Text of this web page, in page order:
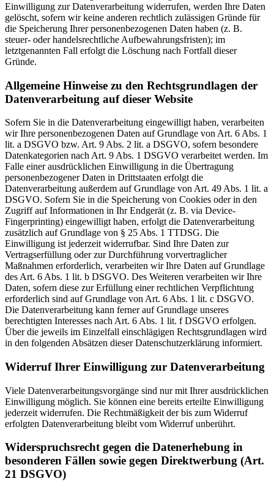
Einwilligung zur Datenverarbeitung widerrufen, werden Ihre Daten
gelöscht, sofern wir keine anderen rechtlich zulässigen Gründe für
die Speicherung Ihrer personenbezogenen Daten haben (z. B.
steuer- oder handelsrechtliche Aufbewahrungsfristen); im
letztgenannten Fall erfolgt die Löschung nach Fortfall dieser
Gründe.
Allgemeine Hinweise zu den Rechtsgrundlagen der
Datenverarbeitung auf dieser Website
Sofern Sie in die Datenverarbeitung eingewilligt haben, verarbeiten
wir Ihre personenbezogenen Daten auf Grundlage von Art. 6 Abs. 1
lit. a DSGVO bzw. Art. 9 Abs. 2 lit. a DSGVO, sofern besondere
Datenkategorien nach Art. 9 Abs. 1 DSGVO verarbeitet werden. Im
Falle einer ausdrücklichen Einwilligung in die Übertragung
personenbezogener Daten in Drittstaaten erfolgt die
Datenverarbeitung außerdem auf Grundlage von Art. 49 Abs. 1 lit. a
DSGVO. Sofern Sie in die Speicherung von Cookies oder in den
Zugriff auf Informationen in Ihr Endgerät (z. B. via Device-
Fingerprinting) eingewilligt haben, erfolgt die Datenverarbeitung
zusätzlich auf Grundlage von § 25 Abs. 1 TTDSG. Die
Einwilligung ist jederzeit widerrufbar. Sind Ihre Daten zur
Vertragserfüllung oder zur Durchführung vorvertraglicher
Maßnahmen erforderlich, verarbeiten wir Ihre Daten auf Grundlage
des Art. 6 Abs. 1 lit. b DSGVO. Des Weiteren verarbeiten wir Ihre
Daten, sofern diese zur Erfüllung einer rechtlichen Verpflichtung
erforderlich sind auf Grundlage von Art. 6 Abs. 1 lit. c DSGVO.
Die Datenverarbeitung kann ferner auf Grundlage unseres
berechtigten Interesses nach Art. 6 Abs. 1 lit. f DSGVO erfolgen.
Über die jeweils im Einzelfall einschlägigen Rechtsgrundlagen wird
in den folgenden Absätzen dieser Datenschutzerklärung informiert.
Widerruf Ihrer Einwilligung zur Datenverarbeitung
Viele Datenverarbeitungsvorgänge sind nur mit Ihrer ausdrücklichen
Einwilligung möglich. Sie können eine bereits erteilte Einwilligung
jederzeit widerrufen. Die Rechtmäßigkeit der bis zum Widerruf
erfolgten Datenverarbeitung bleibt vom Widerruf unberührt.
Widerspruchsrecht gegen die Datenerhebung in
besonderen Fällen sowie gegen Direktwerbung (Art.
21 DSGVO)